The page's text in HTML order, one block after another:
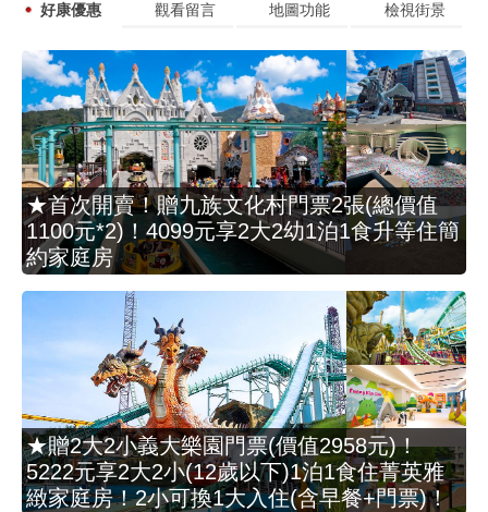
好康優惠 觀看留言 地圖功能 檢視街景
★首次開賣！贈九族文化村門票2張(總價值
1100元*2)！4099元享2大2幼1泊1食升等住簡
約家庭房
★贈2大2小義大樂園門票(價值2958元)！
5222元享2大2小(12歲以下)1泊1食住菁英雅
緻家庭房！2小可換1大入住(含早餐+門票)！